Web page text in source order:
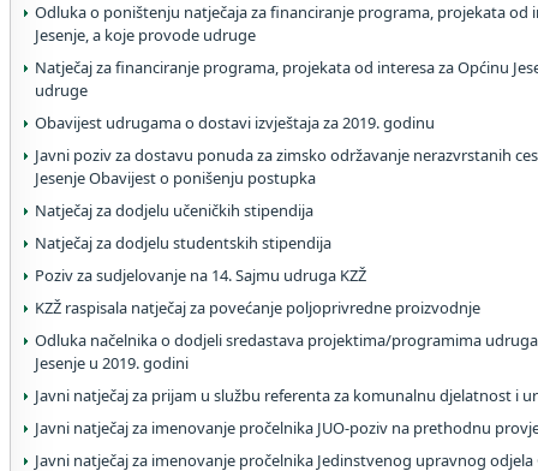
Odluka o poništenju natječaja za financiranje programa, projekata od
Jesenje, a koje provode udruge
Natječaj za financiranje programa, projekata od interesa za Općinu
udruge
Obavijest udrugama o dostavi izvještaja za 2019. godinu
Javni poziv za dostavu ponuda za zimsko održavanje nerazvrstanih
Jesenje Obavijest o ponišenju postupka
Natječaj za dodjelu učeničkih stipendija
Natječaj za dodjelu studentskih stipendija
Poziv za sudjelovanje na 14. Sajmu udruga KZŽ
KZŽ raspisala natječaj za povećanje poljoprivredne proizvodnje
Odluka načelnika o dodjeli sredastava projektima/programima
Jesenje u 2019. godini
Javni natječaj za prijam u službu referenta za komunalnu djelatnost i
Javni natječaj za imenovanje pročelnika JUO-poziv na prethodnu
Javni natječaj za imenovanje pročelnika Jedinstvenog upravnog odjela